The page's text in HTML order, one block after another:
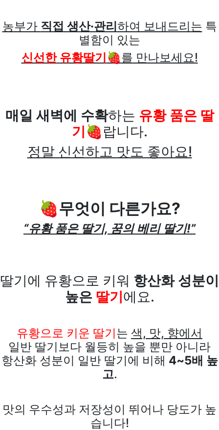
농부가 직접 생산·관리 하여 보내드리는 특
별함이 있는
신선한 유황딸기 🍓를 만나보세요!
매일 새벽에 수확하는 유황 품은 딸
기🍓 랍니다.
정말 신선하고 맛도 좋아요!
🍓무엇이 다른가요?
“유황 품은 딸기, 꿈의 베리 딸기!”
딸기에 유황으로 키워 항산화 성분이
높은 딸기에요.
유황으로 키운 딸기는 색, 맛, 향에서
일반 딸기보다 월등히 높을 뿐만 아니라
항산화 성분이 일반 딸기에 비해 4~5배 높
고.
맛의 우수성과 저장성이 뛰어나 당도가 높
습니다!